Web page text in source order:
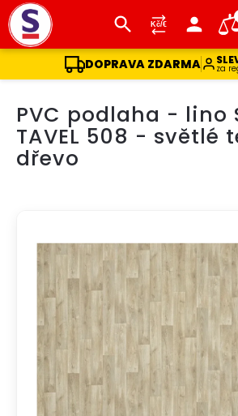
DOPRAVA ZDARMA za
obsahPVC podlaha - lino
TAVEL 508 - světlé
dřevo